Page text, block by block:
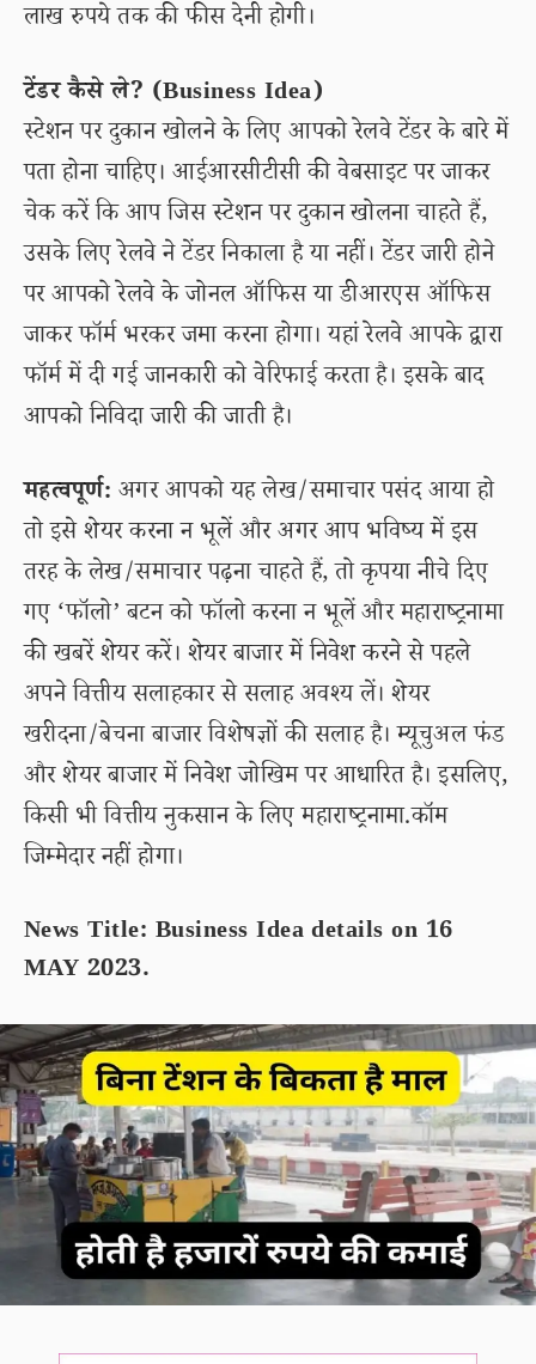
लाख रुपये तक की फीस देनी होगी।
टेंडर कैसे ले? (Business Idea)
स्टेशन पर दुकान खोलने के लिए आपको रेलवे टेंडर के बारे में
पता होना चाहिए। आईआरसीटीसी की वेबसाइट पर जाकर
चेक करें कि आप जिस स्टेशन पर दुकान खोलना चाहते हैं,
उसके लिए रेलवे ने टेंडर निकाला है या नहीं। टेंडर जारी होने
पर आपको रेलवे के जोनल ऑफिस या डीआरएस ऑफिस
जाकर फॉर्म भरकर जमा करना होगा। यहां रेलवे आपके द्वारा
फॉर्म में दी गई जानकारी को वेरिफाई करता है। इसके बाद
आपको निविदा जारी की जाती है।
महत्वपूर्ण: अगर आपको यह लेख/समाचार पसंद आया हो
तो इसे शेयर करना न भूलें और अगर आप भविष्य में इस
तरह के लेख/समाचार पढ़ना चाहते हैं, तो कृपया नीचे दिए
गए ‘फॉलो’ बटन को फॉलो करना न भूलें और महाराष्ट्रनामा
की खबरें शेयर करें। शेयर बाजार में निवेश करने से पहले
अपने वित्तीय सलाहकार से सलाह अवश्य लें। शेयर
खरीदना/बेचना बाजार विशेषज्ञों की सलाह है। म्यूचुअल फंड
और शेयर बाजार में निवेश जोखिम पर आधारित है। इसलिए,
किसी भी वित्तीय नुकसान के लिए महाराष्ट्रनामा.कॉम
जिम्मेदार नहीं होगा।
News Title: Business Idea details on 16
MAY 2023.